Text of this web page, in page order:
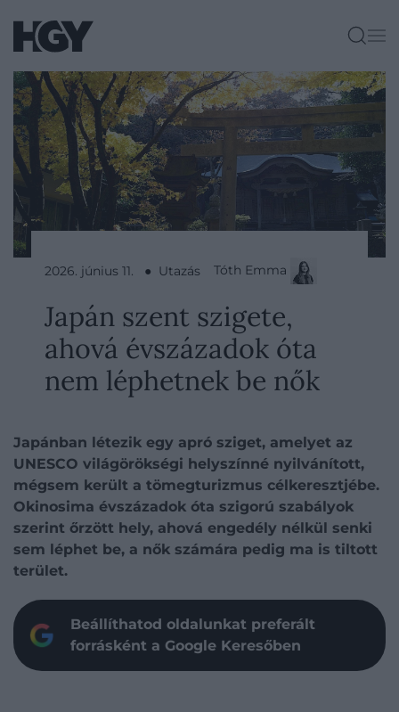
2026. június 11. ● Utazás Tóth Emma
Japán szent szigete,
ahová évszázadok óta
nem léphetnek be nők
Japánban létezik egy apró sziget, amelyet az
UNESCO világörökségi helyszínné nyilvánított,
mégsem került a tömegturizmus célkeresztjébe.
Okinosima évszázadok óta szigorú szabályok
szerint őrzött hely, ahová engedély nélkül senki
sem léphet be, a nők számára pedig ma is tiltott
terület.
Beállíthatod oldalunkat preferált
forrásként a Google Keresőben